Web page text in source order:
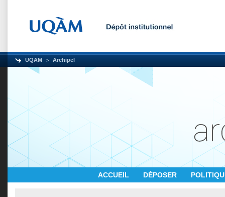
UQAM Archipel
ACCUEIL DÉPOSER